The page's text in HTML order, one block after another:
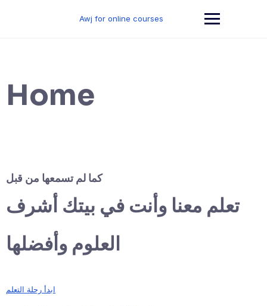
Awj for online courses
Home
كما لم تسمعها من قبل
تعلم معنا وأنت في بيتك أشرف
العلوم وأفضلها
ابدأ رحلة التعلم